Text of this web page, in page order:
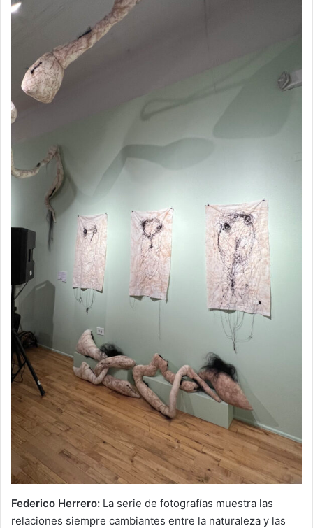
Federico Herrero: La serie de fotografías muestra las
relaciones siempre cambiantes entre la naturaleza y las